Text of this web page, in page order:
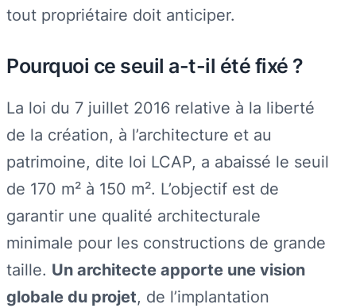
tout propriétaire doit anticiper.
Pourquoi ce seuil a-t-il été fixé ?
La loi du 7 juillet 2016 relative à la liberté
de la création, à l’architecture et au
patrimoine, dite loi LCAP, a abaissé le seuil
de 170 m² à 150 m². L’objectif est de
garantir une qualité architecturale
minimale pour les constructions de grande
taille. Un architecte apporte une vision
globale du projet, de l’implantation